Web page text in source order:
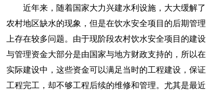
近年来，随着国家大力兴建水利设施，大大缓解了
农村地区缺水的现象，但是在饮水安全项目的后期管理
上存在较多问题。由于现阶段农村饮水安全项目的建设
与管理资金大部分是由国家与地方财政支持的，所以在
实际建设中，这些资金可以满足当时的工程建设，保证
工程完工，却不够工程后续的维修和管理。尤其是最近